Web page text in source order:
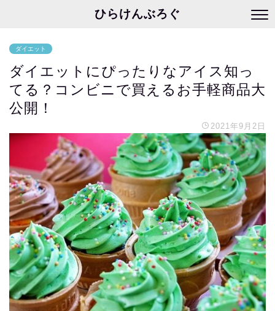
ひらけんぶろぐ
ダイエット
ダイエットにぴったりなアイス知っ
てる？コンビニで買えるお手軽商品大
公開！
2021年9月2日